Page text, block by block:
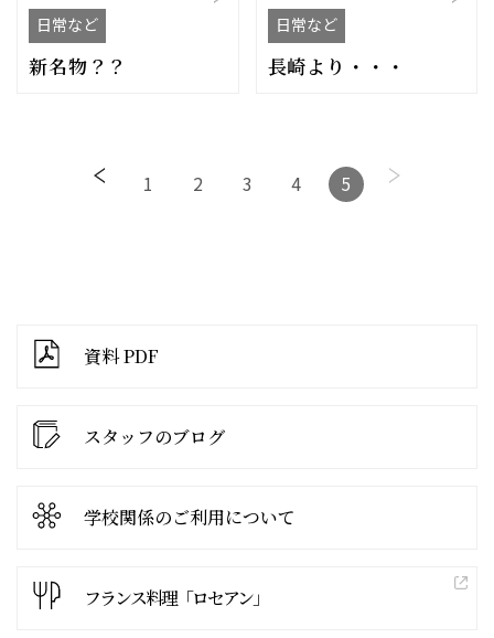
日常など
新名物？？
日常など
長崎より・・・
1 2 3 4 5
資料 PDF
スタッフのブログ
学校関係のご利用について
フランス料理「ロセアン」